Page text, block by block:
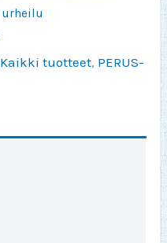
urheilu
Kaikki tuotteet, PERUS-